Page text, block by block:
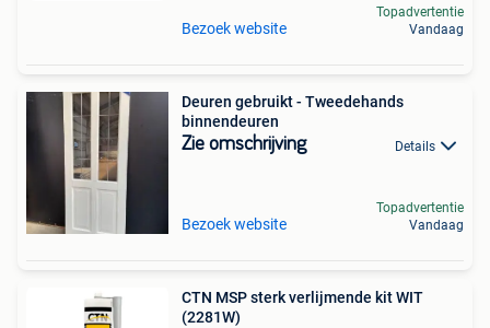
Bezoek website
Topadvertentie
Vandaag
Deuren gebruikt - Tweedehands
binnendeuren
Zie omschrijving Details
Bezoek website
Topadvertentie
Vandaag
CTN MSP sterk verlijmende kit WIT
(2281W)